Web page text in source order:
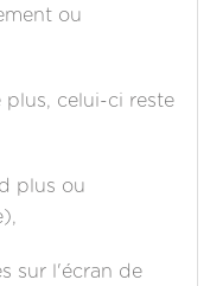
ou
plus, celui-ci reste
plus ou
sur l'écran de